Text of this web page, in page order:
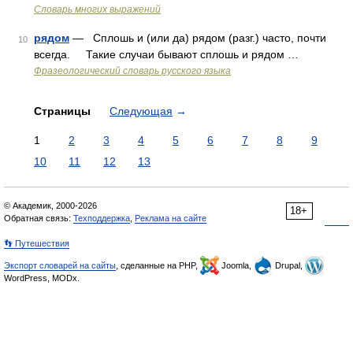
Словарь многих выражений
10 рядом — Сплошь и (или да) рядом (разг.) часто, почти
всегда. Такие случаи бывают сплошь и рядом …
Фразеологический словарь русского языка
Страницы Следующая →
1 2 3 4 5 6 7 8
9
10
11 12 13
18+
© Академик, 2000-2026
Обратная связь: Техподдержка Реклама на сайте
👣 Путешествия
Экспорт словарей на сайты , сделанные на PHP, Joomla,
Drupal,
WordPress, MODx.